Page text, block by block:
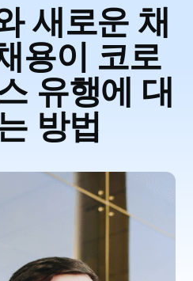
새로운 채
용이 코로
유행에 대
방법